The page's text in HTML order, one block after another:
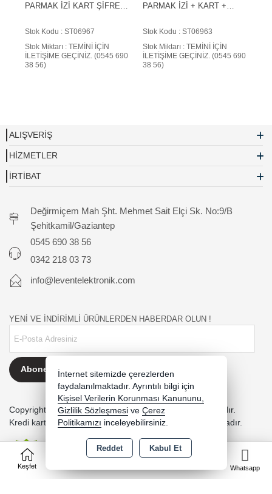
Keşfet Whatsapp
PARMAK İZİ KART ŞİFRE
OKUYUCU TERMİNALİ
Stok Kodu : ST06967
Stok Miktarı : TEMİNİ İÇİN
İLETİŞİME GEÇİNİZ. (0545 690
38 56)
PARMAK İZİ + KART +
YÜZ KAPASİTESİ )
TERMİNALİ
Stok Kodu : ST06963
Stok Miktarı : TEMİNİ İÇİN
İLETİŞİME GEÇİNİZ. (0545 690
38 56)
ALIŞVERİŞ
HİZMETLER
İRTİBAT
Değirmiçem Mah Şht. Mehmet Sait Elçi Sk. No:9/B
Şehitkamil/Gaziantep
0545 690 38 56
0342 218 03 73
info@leventelektronik.com
YENİ VE İNDİRİMLİ ÜRÜNLERDEN HABERDAR OLUN !
Abone Ol
Copyright 2026 leventelektronik.com - Tüm hakları saklıdır.
Kredi kartı bilgileriniz 256bit SSL sertifikası ile korunmaktadır.
İnternet sitemizde çerezlerden
faydalanılmaktadır. Ayrıntılı bilgi için
Kişisel Verilerin Korunması Kanununu,
Gizlilik Sözleşmesi ve Çerez
Politikamızı inceleyebilirsiniz.
Reddet Kabul Et